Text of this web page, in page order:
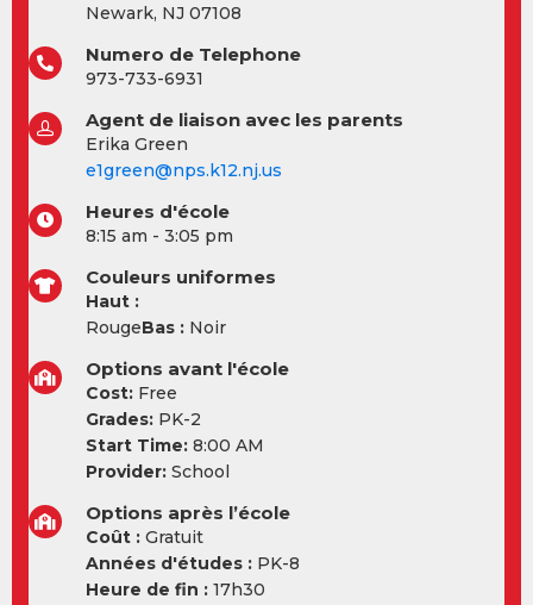
Newark, NJ 07108
Numero de Telephone
973-733-6931
Agent de liaison avec les parents
Erika Green
e1green@nps.k12.nj.us
Heures d'école
8:15 am - 3:05 pm
Couleurs uniformes
Haut :
RougeBas : Noir
Options avant l'école
Cost: Free
Grades: PK-2
Start Time: 8:00 AM
Provider: School
Options après l’école
Coût : Gratuit
Années d'études : PK-8
Heure de fin : 17h30